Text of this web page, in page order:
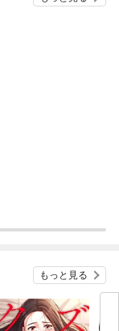
もっと見る